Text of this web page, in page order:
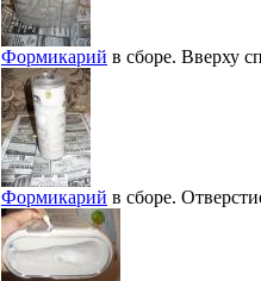
Формикарий в сборе. Вверху
Формикарий в сборе.